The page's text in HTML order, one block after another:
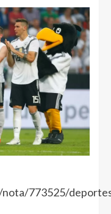
773525/